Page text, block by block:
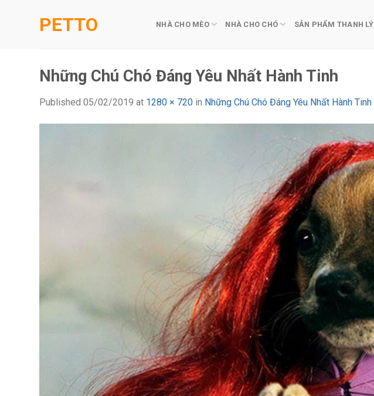
PETTO NHÀ CHO MÈO NHÀ CHO CHÓ SẢN PHẨM THANH LÝ
Những Chú Chó Đáng Yêu Nhất Hành Tinh
Published 05/02/2019 at 1280 × 720 in Những Chú Chó Đáng Yêu Nhất Hành Tinh